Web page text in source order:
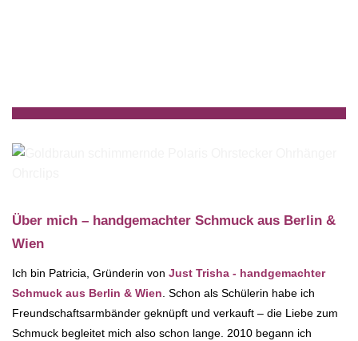
Über mich – handgemachter Schmuck aus Berlin &
Wien
Ich bin Patricia, Gründerin von Just Trisha - handgemachter
Schmuck aus Berlin & Wien. Schon als Schülerin habe ich
Freundschaftsarmbänder geknüpft und verkauft – die Liebe zum
Schmuck begleitet mich also schon lange. 2010 begann ich